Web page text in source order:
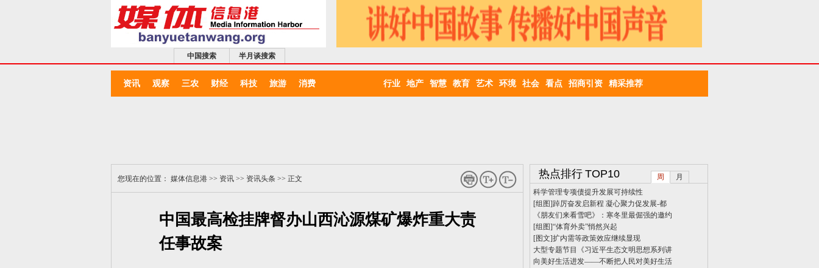
中国搜索 半月谈搜索
资讯 观察 三农 财经 科技 旅游 消费 行业 地产 智慧 教育 艺术 环境 社会 看点 招商引资 精采推荐
您现在的位置： 媒体信息港 >> 资讯 >> 资讯头条 >> 正文
中国最高检挂牌督办山西沁源煤矿爆炸重大责
任事故案
热点排行 TOP10 周
月
科学管理专项债提升发展可持续性
[组图]踔厉奋发启新程 凝心聚力促发展-都
《朋友们来看雪吧》：寒冬里最倔强的邀约
[组图]“体育外卖”悄然兴起
[图文]扩内需等政策效应继续显现
大型专题节目《习近平生态文明思想系列讲
向美好生活进发——不断把人民对美好生活